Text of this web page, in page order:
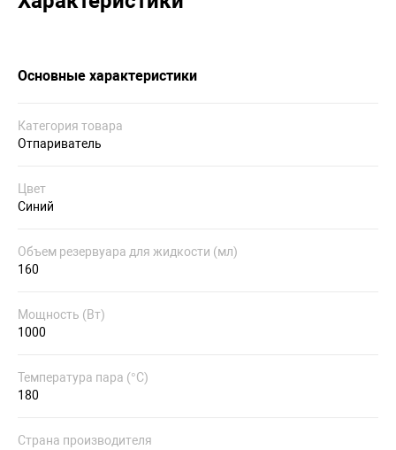
Основные характеристики
Категория товара
Отпариватель
Цвет
Синий
Объем резервуара для жидкости (мл)
160
Мощность (Вт)
1000
Температура пара (°C)
180
Страна производителя